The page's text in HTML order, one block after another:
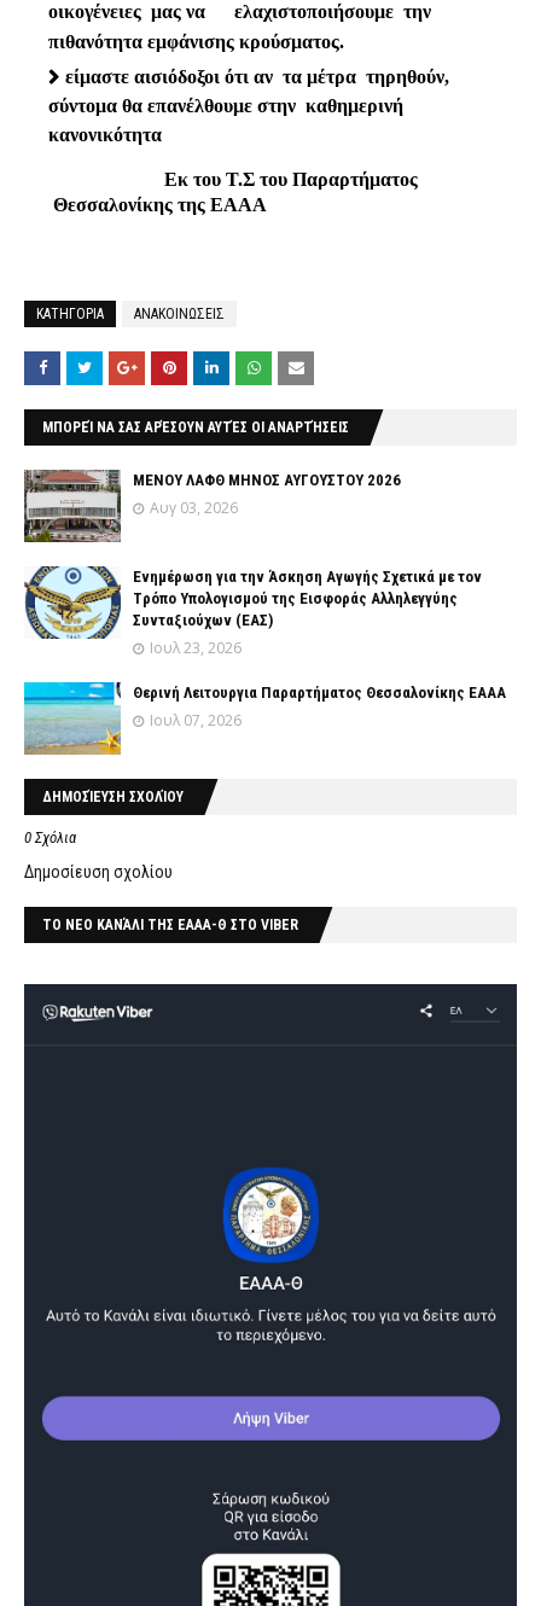
οικογένειες μας να ελαχιστοποιήσουμε την
πιθανότητα εμφάνισης κρούσματος.
είμαστε αισιόδοξοι ότι αν τα μέτρα τηρηθούν,
σύντομα θα επανέλθουμε στην καθημερινή
κανονικότητα
Εκ του Τ.Σ του Παραρτήματος
Θεσσαλονίκης της ΕΑΑΑ
ΚΑΤΗΓΟΡΙΑ ΑΝΑΚΟΙΝΩΣΕΙΣ
ΜΠΟΡΕΊ ΝΑ ΣΑΣ ΑΡΈΣΟΥΝ ΑΥΤΈΣ ΟΙ ΑΝΑΡΤΉΣΕΙΣ
ΜΕΝΟΥ ΛΑΦΘ ΜΗΝΟΣ ΑΥΓΟΥΣΤΟΥ 2026
Αυγ 03, 2026
Ενημέρωση για την Άσκηση Αγωγής Σχετικά με τον
Tρόπο Yπολογισμού της Εισφοράς Αλληλεγγύης
Συνταξιούχων (ΕΑΣ)
Ιουλ 23, 2026
Θερινή Λειτουργια Παραρτήματος Θεσσαλονίκης ΕΑΑΑ
Ιουλ 07, 2026
ΔΗΜΟΣΊΕΥΣΗ ΣΧΟΛΊΟΥ
0 Σχόλια
Δημοσίευση σχολίου
ΤΟ ΝΕΟ ΚΑΝΆΛΙ ΤΗΣ ΕΑΑΑ-Θ ΣΤΟ VIBER